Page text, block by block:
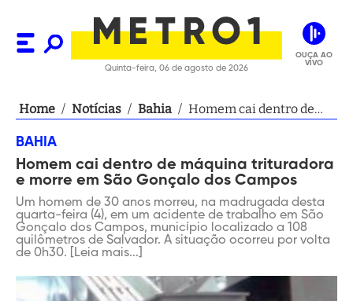
Quinta-feira, 06 de agosto de 2026
OUÇA AO
VIVO
Home / Notícias / Bahia / Homem cai dentro de
dos Campos
BAHIA
Homem cai dentro de máquina trituradora
e morre em São Gonçalo dos Campos
Um homem de 30 anos morreu, na madrugada desta
quarta-feira (4), em um acidente de trabalho em São
Gonçalo dos Campos, município localizado a 108
quilômetros de Salvador. A situação ocorreu por volta
de 0h30. [Leia mais...]